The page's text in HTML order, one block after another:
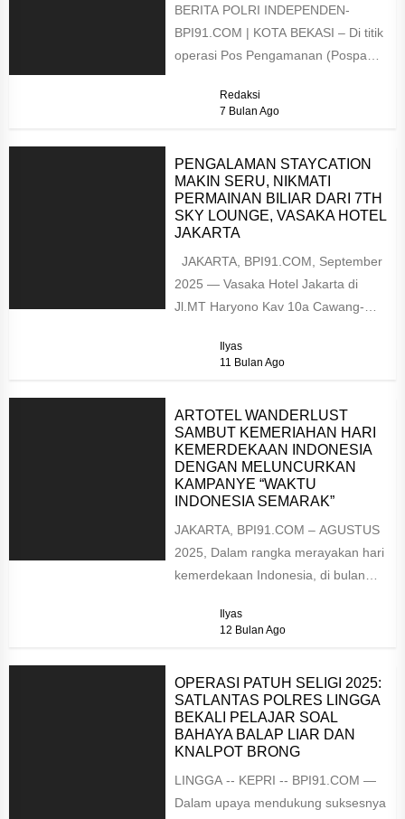
BERITA POLRI INDEPENDEN-
BPI91.COM | KOTA BEKASI – Di titik
operasi Pos Pengamanan (Pospam)
Pondok Gede...
Redaksi
7 Bulan Ago
PENGALAMAN STAYCATION
MAKIN SERU, NIKMATI
PERMAINAN BILIAR DARI 7TH
SKY LOUNGE, VASAKA HOTEL
JAKARTA
JAKARTA, BPI91.COM, September
2025 — Vasaka Hotel Jakarta di
Jl.MT Haryono Kav 10a Cawang-
inovasi dalam menciptakan...
Ilyas
11 Bulan Ago
ARTOTEL WANDERLUST
SAMBUT KEMERIAHAN HARI
KEMERDEKAAN INDONESIA
DENGAN MELUNCURKAN
KAMPANYE “WAKTU
INDONESIA SEMARAK”
JAKARTA, BPI91.COM – AGUSTUS
2025, Dalam rangka merayakan hari
kemerdekaan Indonesia, di bulan
program loyalitas Artotel
Ilyas
12 Bulan Ago
OPERASI PATUH SELIGI 2025:
SATLANTAS POLRES LINGGA
BEKALI PELAJAR SOAL
BAHAYA BALAP LIAR DAN
KNALPOT BRONG
LINGGA -- KEPRI -- BPI91.COM —
Dalam upaya mendukung suksesnya